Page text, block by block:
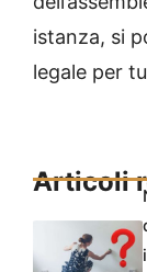
istanza, si
legale per
Articoli